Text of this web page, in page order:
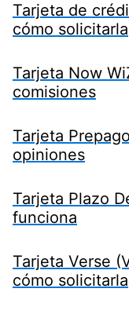
Tarjeta de
cómo solicitarla
Tarjeta Now
comisiones
Tarjeta
opiniones
Tarjeta Plazo
funciona
Tarjeta Verse
cómo solicitarla